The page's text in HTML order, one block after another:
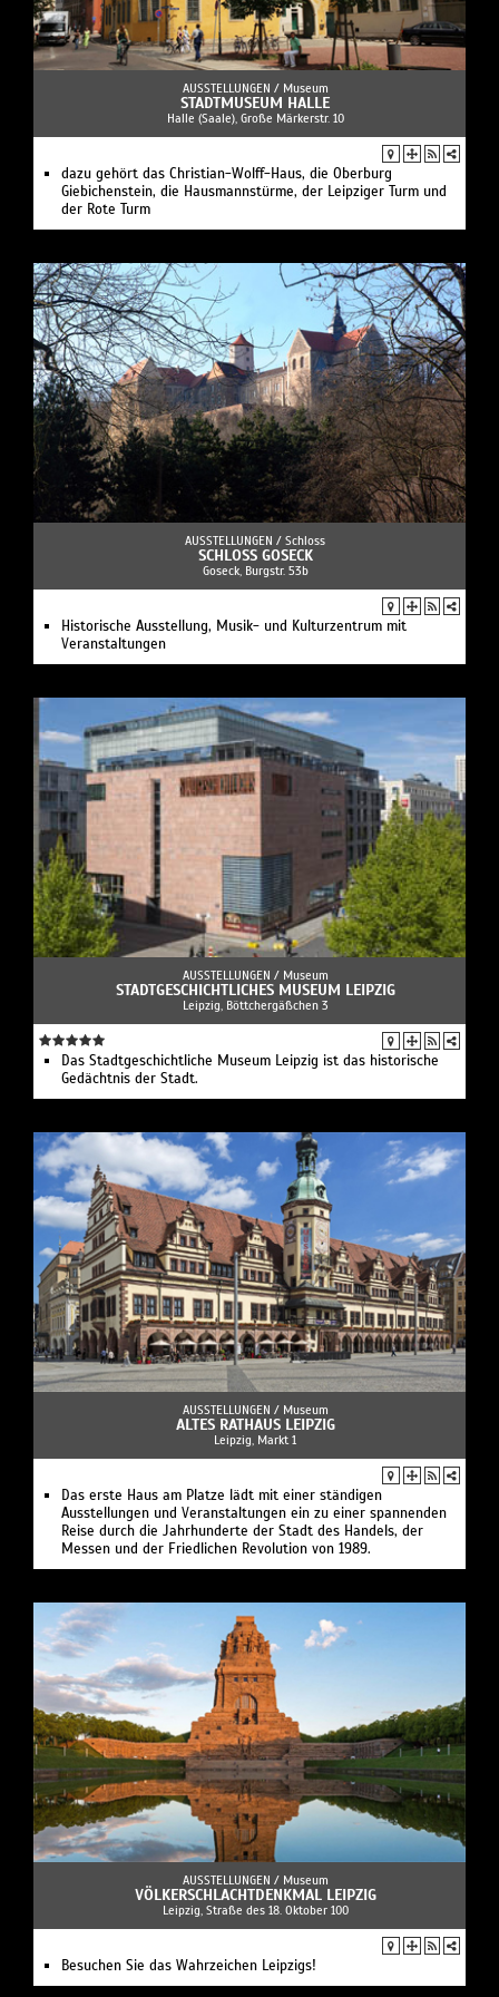
AUSSTELLUNGEN / Museum
STADTMUSEUM HALLE
Halle (Saale), Große Märkerstr. 10
dazu gehört das Christian-Wolff-Haus, die Oberburg
Giebichenstein, die Hausmannstürme, der Leipziger Turm und
der Rote Turm
AUSSTELLUNGEN / Schloss
SCHLOSS GOSECK
Goseck, Burgstr. 53b
Historische Ausstellung, Musik- und Kulturzentrum mit
Veranstaltungen
AUSSTELLUNGEN / Museum
STADTGESCHICHTLICHES MUSEUM LEIPZIG
Leipzig, Böttchergäßchen 3
Das Stadtgeschichtliche Museum Leipzig ist das historische
Gedächtnis der Stadt.
AUSSTELLUNGEN / Museum
ALTES RATHAUS LEIPZIG
Leipzig, Markt 1
Das erste Haus am Platze lädt mit einer ständigen
Ausstellungen und Veranstaltungen ein zu einer spannenden
Reise durch die Jahrhunderte der Stadt des Handels, der
Messen und der Friedlichen Revolution von 1989.
AUSSTELLUNGEN / Museum
VÖLKERSCHLACHTDENKMAL LEIPZIG
Leipzig, Straße des 18. Oktober 100
Besuchen Sie das Wahrzeichen Leipzigs!